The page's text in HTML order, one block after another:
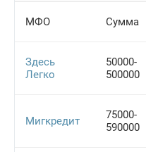
МФО Сумма
Здесь
Легко
50000-
500000
Мигкредит
75000-
590000